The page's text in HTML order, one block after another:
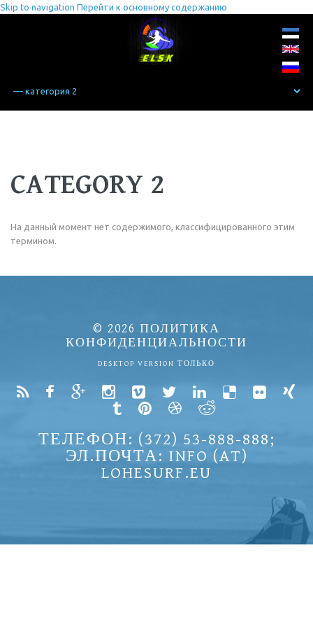
Skip to navigation Перейти к основному содержанию
CATEGORY 2
На данный момент нет содержимого, классифицированного этим
термином.
© 2026 ПОЛИТИКА
КОНФИДЕНЦИАЛЬНОСТИ
DESKTOP VERSION ТОЛЬКО
ТЕЛЕФОН: (372) 53-888-888;
ЭЛ.ПОЧТА: INFO (AT)
LOHESURF.EU